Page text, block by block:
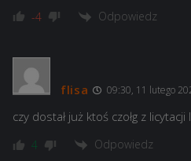
-4 Odpowiedz
flisa 09:30, 11 lutego
czy dostał już ktoś czołg z
4 Odpowiedz